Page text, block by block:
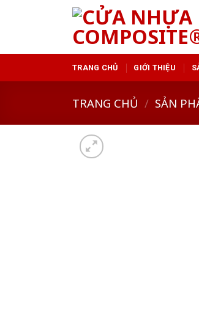
TRANG CHỦ GIỚI THIỆU
TRANG CHỦ / SẢN